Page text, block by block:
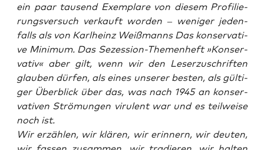
ein paar tau­send Exem­pla­re von die­sem Pro­fi­lie­
rungs­ver­such ver­kauft wor­den – weni­ger jeden­
falls als von Karl­heinz Weiß­manns Das kon­ser­va­ti­
ve Mini­mum. Das Sezes­si­on-The­men­heft »Kon­ser­
va­tiv« aber gilt, wenn wir den Leser­zu­schrif­ten
glau­ben dür­fen, als eines unse­rer bes­ten, als gül­ti­
ger Über­blick über das, was nach 1945 an kon­ser­
va­ti­ven Strö­mun­gen viru­lent war und es teil­wei­se
noch ist.
Wir erzäh­len, wir klä­ren, wir erin­nern, wir deu­ten,